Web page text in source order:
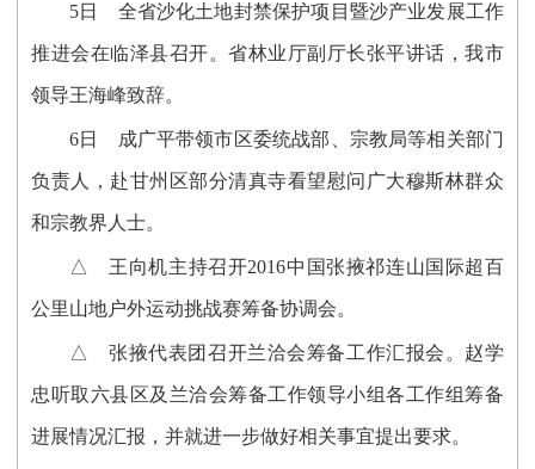
5日 全省沙化土地封禁保护项目暨沙产业发展工作
推进会在临泽县召开。省林业厅副厅长张平讲话，我市
领导王海峰致辞。
6日 成广平带领市区委统战部、宗教局等相关部门
负责人，赴甘州区部分清真寺看望慰问广大穆斯林群众
和宗教界人士。
△ 王向机主持召开2016中国张掖祁连山国际超百
公里山地户外运动挑战赛筹备协调会。
△ 张掖代表团召开兰洽会筹备工作汇报会。赵学
忠听取六县区及兰洽会筹备工作领导小组各工作组筹备
进展情况汇报，并就进一步做好相关事宜提出要求。